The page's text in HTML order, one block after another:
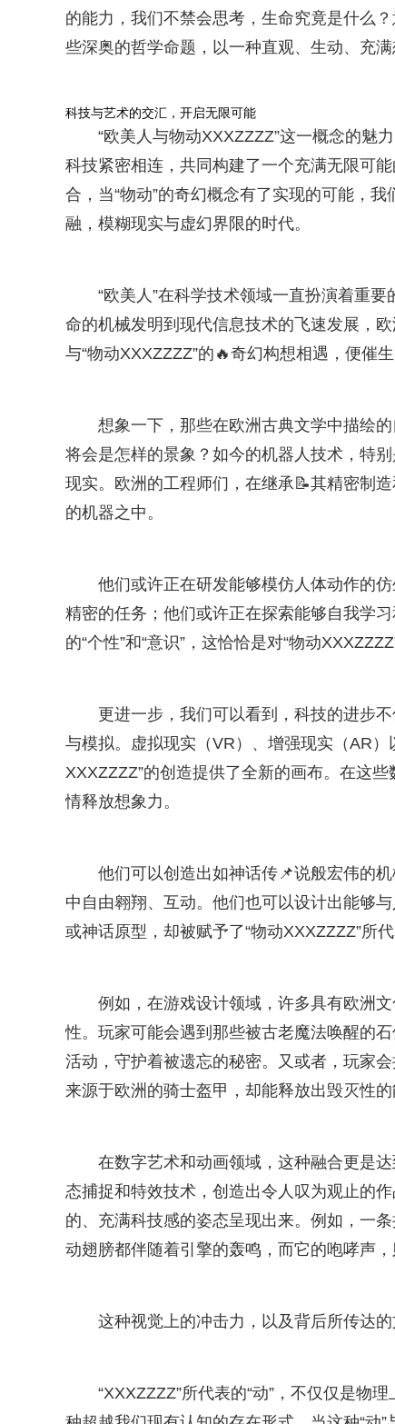
的能力，我们不禁会思考，生命究竟是什么
些深奥的哲学命题，以一种直观、生动、充
科技与艺术的交汇，开启无限可能
“欧美人与物动XXXZZZZ”这一概念的魅
科技紧密相连，共同构建了一个充满无限可
合，当“物动”的奇幻概念有了实现的可能，
融，模糊现实与虚幻界限的时代。
“欧美人”在科学技术领域一直扮演着重
命的机械发明到现代信息技术的飞速发展，
与“物动XXXZZZZ”的🔥奇幻构想相遇，便催
想象一下，那些在欧洲古典文学中描绘
将会是怎样的景象？如今的机器人技术，特
现实。欧洲的工程师们，在继承📝其精密制
的机器之中。
他们或许正在研发能够模仿人体动作的
精密的任务；他们或许正在探索能够自我学
的“个性”和“意识”，这恰恰是对“物动
更进一步，我们可以看到，科技的进步
与模拟。虚拟现实（VR）、增强现实（AR
XXXZZZZ”的创造提供了全新的画布。在这
情释放想象力。
他们可以创造出如神话传📌说般宏伟的
中自由翱翔、互动。他们也可以设计出能够
或神话原型，却被赋予了“物动XXXZZZZ”所
例如，在游戏设计领域，许多具有欧洲
性。玩家可能会遇到那些被古老魔法唤醒的
活动，守护着被遗忘的秘密。又或者，玩家
来源于欧洲的骑士盔甲，却能释放出毁灭性
在数字艺术和动画领域，这种融合更是
态捕捉和特效技术，创造出令人叹为观止的
的、充满科技感的姿态呈现出来。例如，一
动翅膀都伴随着引擎的轰鸣，而它的咆哮声
这种视觉上的冲击力，以及背后所传达的
“XXXZZZZ”所代表的“动”，不仅仅是物